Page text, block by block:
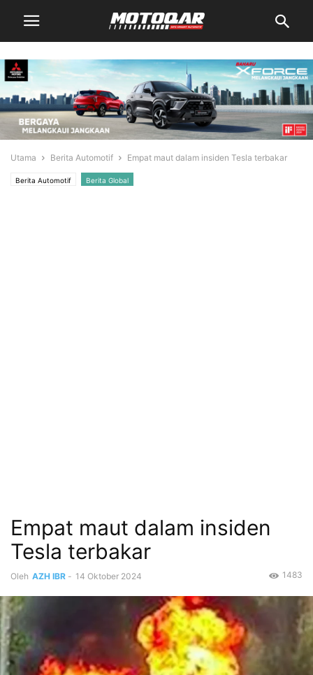
Utama Berita Automotif Empat maut dalam insiden Tesla terbakar
Berita Automotif Berita Global
Empat maut dalam insiden
Tesla terbakar
Oleh AZH IBR - 14 Oktober 2024 1483